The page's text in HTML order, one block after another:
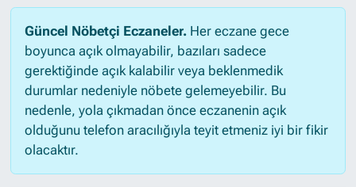
Güncel Nöbetçi Eczaneler.Her eczane gece
boyunca açık olmayabilir, bazıları sadece
gerektiğinde açık kalabilir veya beklenmedik
durumlar nedeniyle nöbete gelemeyebilir. Bu
nedenle, yola çıkmadan önce eczanenin açık
olduğunu telefon aracılığıyla teyit etmeniz iyi bir fikir
olacaktır.